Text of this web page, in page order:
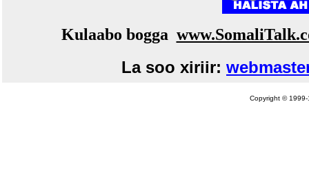
Kulaabo bogga
La soo xiriir:
Copyright © 1999-